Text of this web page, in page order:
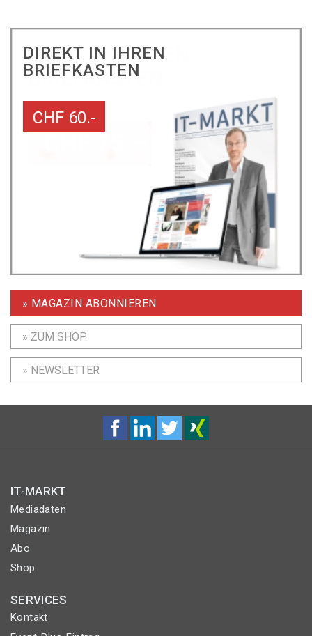
DIREKT IN IHREN
BRIEFKASTEN
CHF 60.-
» MAGAZIN ABONNIEREN
» ZUM SHOP
» NEWSLETTER
IT-MARKT
Mediadaten
Magazin
Abo
Shop
SERVICES
Kontakt